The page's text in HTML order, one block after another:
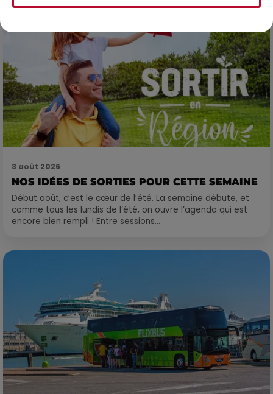
3 août 2026
NOS IDÉES DE SORTIES POUR CETTE SEMAINE
Début août, c’est le cœur de l’été. La semaine débute, et
comme tous les lundis de l’été, on ouvre l’agenda qui est
encore bien rempli ! Entre sessions...